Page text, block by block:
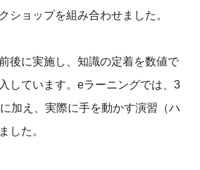
ショップを組み合わせました。
後に実施し、知識の定着を数値で
しています。eラーニングでは、3
加え、実際に手を動かす演習（ハ
した。